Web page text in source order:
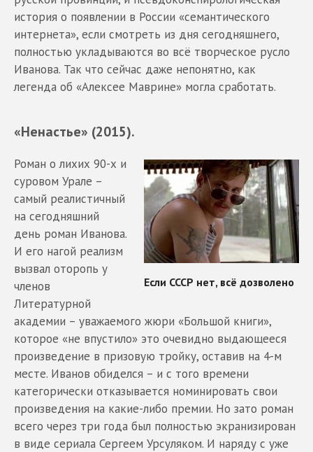
история о появлении в России «семантического
интернета», если смотреть из дня сегодняшнего,
полностью укладываются во всё творческое русло
Иванова. Так что сейчас даже непонятно, как
легенда об «Алексее Маврине» могла сработать.
«Ненастье» (2015).
Роман о лихих 90-х и
суровом Урале –
самый реалистичный
на сегодняшний
день роман Иванова.
И его нагой реализм
вызвал оторопь у
членов
Литературной
академии – уважаемого жюри «Большой книги»,
которое «не впустило» это очевидно выдающееся
произведение в призовую тройку, оставив на 4-м
месте. Иванов обиделся – и с того времени
категорически отказывается номинировать свои
произведения на какие-либо премии. Но зато роман
всего через три года был полностью экранизирован
в виде сериала Сергеем Урсуляком. И наряду с уже